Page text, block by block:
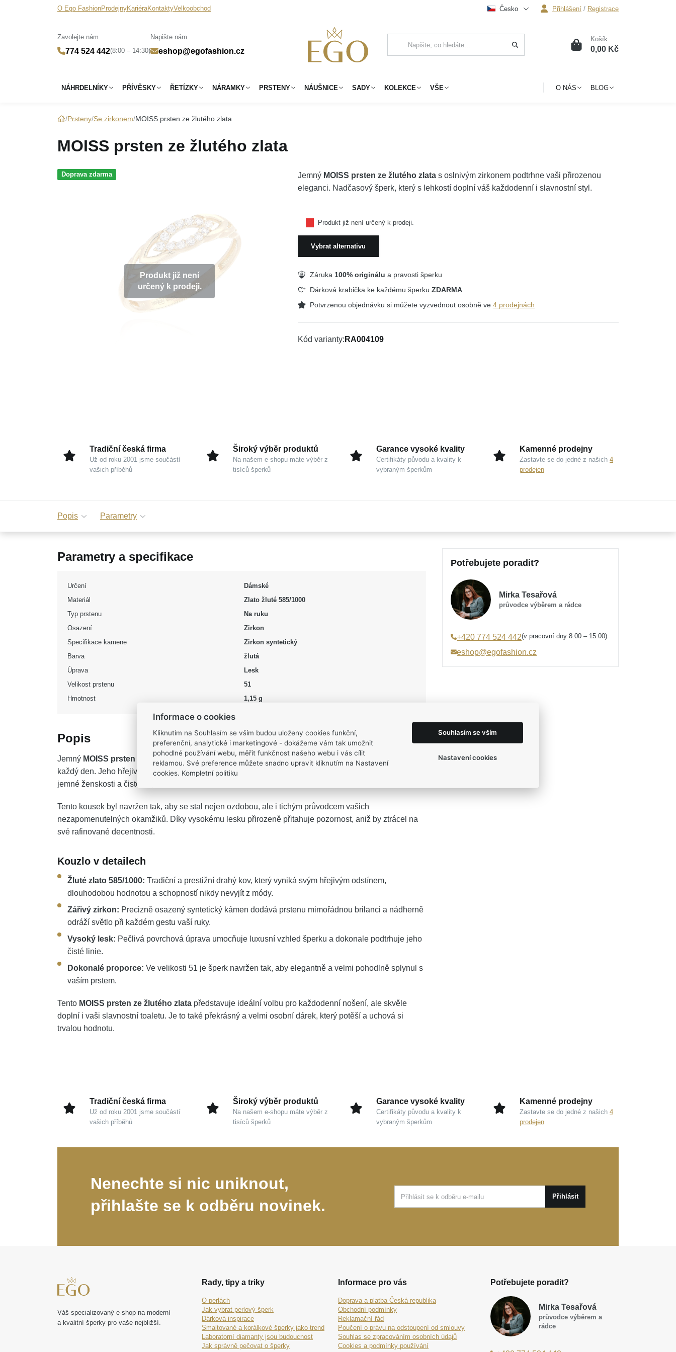
O Ego FashionProdejnyKariéraKontaktyVelkoobchod
Zavolejte nám
774 524 442(8:00 – 14:30)
Napište nám
eshop@egofashion.cz
Česko Přihlášení / Registrace
0 Košík
0,00 Kč
NÁHRDELNÍKY PŘÍVĚSKY ŘETÍZKY NÁRAMKY PRSTENY NÁUŠNICE SADY KOLEKCE VŠE O NÁS BLOG
Prsteny Se zirkonem MOISS prsten ze žlutého zlata
MOISS prsten ze žlutého zlata
Doprava zdarma
Produkt již není
určený k prodeji.
Jemný MOISS prsten ze žlutého zlata s oslnivým zirkonem podtrhne vaši přirozenou
eleganci. Nadčasový šperk, který s lehkostí doplní váš každodenní i slavnostní styl.
Produkt již není určený k prodeji.
Vybrat alternativu
Záruka 100% originálu a pravosti šperku
Dárková krabička ke každému šperkuZDARMA
Potvrzenou objednávku si můžete vyzvednout osobně ve4 prodejnách
Kód varianty RA004109
Tradiční česká firma
Už od roku 2001 jsme součástí
vašich příběhů
Široký výběr produktů
Na našem e-shopu máte výběr z
tisíců šperků
Garance vysoké kvality
Certifikáty původu a kvality k
vybraným šperkům
Kamenné prodejny
Zastavte se do jedné z našich 4
prodejen
Popis Parametry
Parametry a specifikace
Určení
Dámské
Materiál
Zlato žluté 585/1000
Typ prstenu
Na ruku
Osazení
Zirkon
Specifikace kamene
Zirkon syntetický
Barva
žlutá
Úprava
Lesk
Velikost prstenu
51
Hmotnost
1,15 g
Popis
Jemný MOISS prsten ze žlutého zlata
ztělesňuje nadčasovou eleganci, která s lehkostí prozáří váš
každý den. Jeho hřejivý zlatavý odstín v dokonalé harmonii s třpytivým zirkonem vytváří šperk plný
jemné ženskosti a čistého půvabu.
Tento kousek byl navržen tak, aby se stal nejen ozdobou, ale i tichým průvodcem vašich
nezapomenutelných okamžiků. Díky vysokému lesku přirozeně přitahuje pozornost, aniž by ztrácel na
své rafinované decentnosti.
Kouzlo v detailech
Žluté zlato 585/1000: Tradiční a prestižní drahý kov, který vyniká svým hřejivým odstínem,
dlouhodobou hodnotou a schopností nikdy nevyjít z módy.
Zářivý zirkon: Precizně osazený syntetický kámen dodává prstenu mimořádnou brilanci a nádherně
odráží světlo při každém gestu vaší ruky.
Vysoký lesk: Pečlivá povrchová úprava umocňuje luxusní vzhled šperku a dokonale podtrhuje jeho
čisté linie.
Dokonalé proporce: Ve velikosti 51 je šperk navržen tak, aby elegantně a velmi pohodlně splynul s
vaším prstem.
Tento MOISS prsten ze žlutého zlata představuje ideální volbu pro každodenní nošení, ale skvěle
doplní i vaši slavnostní toaletu. Je to také překrásný a velmi osobní dárek, který potěší a uchová si
trvalou hodnotu.
Potřebujete poradit?
Mirka Tesařová
průvodce výběrem a rádce
+420 774 524 442(v pracovní dny 8:00 – 15:00)
eshop@egofashion.cz
Tradiční česká firma
Už od roku 2001 jsme součástí
vašich příběhů
Široký výběr produktů
Na našem e-shopu máte výběr z
tisíců šperků
Garance vysoké kvality
Certifikáty původu a kvality k
vybraným šperkům
Kamenné prodejny
Zastavte se do jedné z našich 4
prodejen
Nenechte si nic uniknout,
přihlašte se k odběru novinek.
Přihlásit
Váš specializovaný e-shop na moderní
a kvalitní šperky pro vaše nejbližší.
Rady, tipy a triky
O perlách
Jak vybrat perlový šperk
Dárková inspirace
Smaltované a korálkové šperky jako trend
Laboratorní diamanty jsou budoucnost
Jak správně pečovat o šperky
Informace pro vás
Doprava a platba Česká republika
Obchodní podmínky
Reklamační řád
Poučení o právu na odstoupení od smlouvy
Souhlas se zpracováním osobních údajů
Cookies a podmínky používání
Potřebujete poradit?
Mirka Tesařová
průvodce výběrem a
rádce
Informace o cookies
Kliknutím na Souhlasím se vším budou uloženy cookies funkční,
preferenční, analytické i marketingové - dokážeme vám tak umožnit
pohodlné používání webu, měřit funkčnost našeho webu i vás cílit
reklamou. Své preference můžete snadno upravit kliknutím na Nastavení
cookies. Kompletní politiku
Souhlasím se vším
Nastavení cookies